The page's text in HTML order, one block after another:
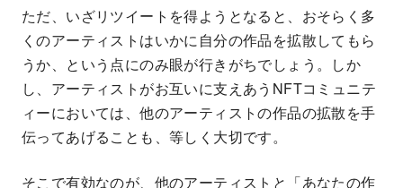
ただ、いざリツイートを得ようとなると、おそらく多
くのアーティストはいかに自分の作品を拡散してもら
うか、という点にのみ眼が行きがちでしょう。しか
し、アーティストがお互いに支えあうNFTコミュニテ
ィーにおいては、他のアーティストの作品の拡散を手
伝ってあげることも、等しく大切です。
そこで有効なのが、他のアーティストと「あなたの作